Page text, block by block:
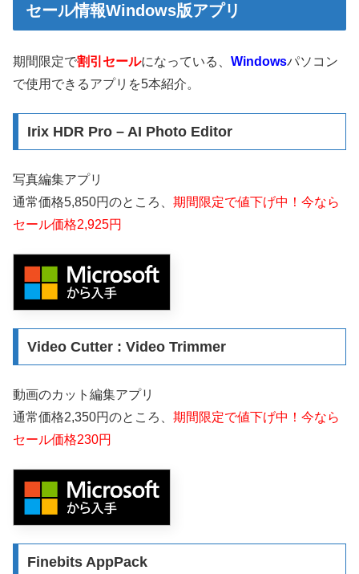
セール情報Windows版アプリ
期間限定で割引セールになっている、 Windowsパソコン
で使用できるアプリを5本紹介。
Irix HDR Pro – AI Photo Editor
写真編集アプリ
通常価格5,850円のところ、 期間限定で値下げ中！今なら
セール価格2,925円
Video Cutter : Video Trimmer
動画のカット編集アプリ
通常価格2,350円のところ、 期間限定で値下げ中！今なら
セール価格230円
Finebits AppPack